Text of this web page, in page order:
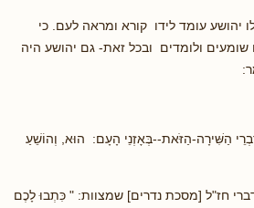
יהושע עומד לידו קורא ומראה לעם. כי
ולומדים ובכל זאת- גם יהושע היה
הַשִּׁירָה-הַזֹּאת--בְּאָזְנֵי הָעָם: הוּא, וְהוֹשֵׁעַ
חז"ל [מסכת נדרים] שמצוות: " כִּתְבוּ לָכֶם